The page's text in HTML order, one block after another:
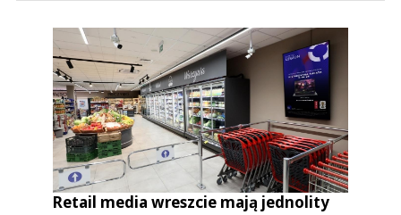
Retail media wreszcie mają jednolity